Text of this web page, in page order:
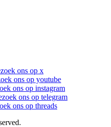
ons op x
ons op youtube
ons op instagram
ons op telegram
ons op threads